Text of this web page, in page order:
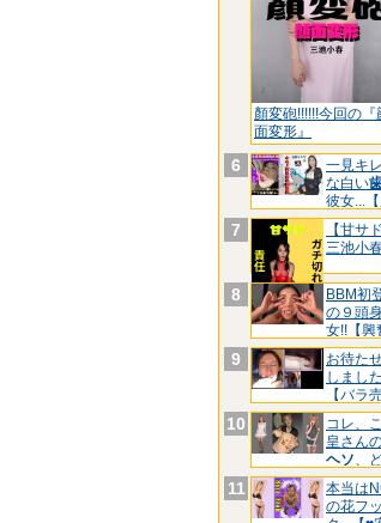
顏変砲!!!!!!今回の『
面変形』
6
一見キ
な白い
彼女...
酔
7
【甘サド
三池小
8
BBM初
の９頭
女!!【興
し
9
お待た
しまし
【バラ
リリ
10
コレ、
皇さん
ヘソ、
ちです
11
本当は
の花フッ